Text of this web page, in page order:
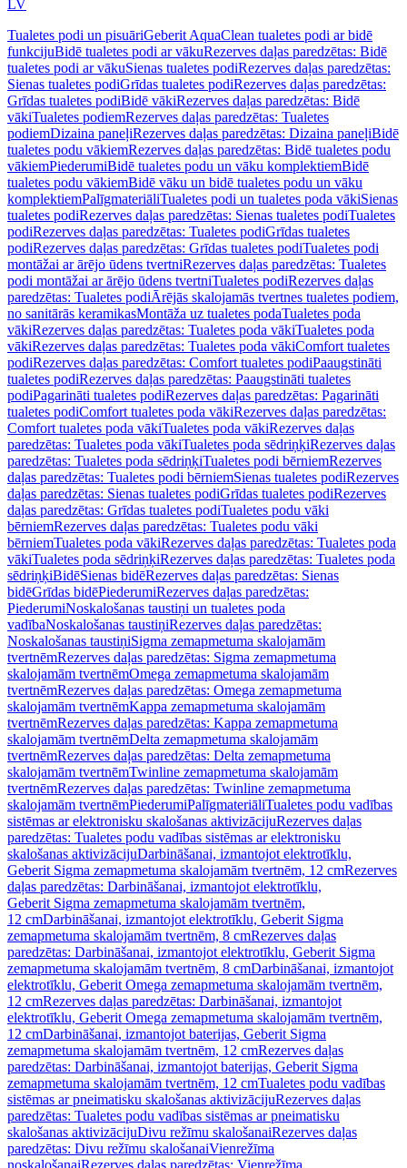
LV
Tualetes podi un pisuāriGeberit AquaClean tualetes podi ar bidē
funkcijuBidē tualetes podi ar vākuRezerves daļas paredzētas: Bidē
tualetes podi ar vākuSienas tualetes podiRezerves daļas paredzētas:
Sienas tualetes podiGrīdas tualetes podiRezerves daļas paredzētas:
Grīdas tualetes podiBidē vākiRezerves daļas paredzētas: Bidē
vākiTualetes podiemRezerves daļas paredzētas: Tualetes
podiemDizaina paneļiRezerves daļas paredzētas: Dizaina paneļiBidē
tualetes podu vākiemRezerves daļas paredzētas: Bidē tualetes podu
vākiemPiederumiBidē tualetes podu un vāku komplektiemBidē
tualetes podu vākiemBidē vāku un bidē tualetes podu un vāku
komplektiemPalīgmateriāliTualetes podi un tualetes poda vākiSienas
tualetes podiRezerves daļas paredzētas: Sienas tualetes podiTualetes
podiRezerves daļas paredzētas: Tualetes podiGrīdas tualetes
podiRezerves daļas paredzētas: Grīdas tualetes podiTualetes podi
montāžai ar ārējo ūdens tvertniRezerves daļas paredzētas: Tualetes
podi montāžai ar ārējo ūdens tvertniTualetes podiRezerves daļas
paredzētas: Tualetes podiĀrējās skalojamās tvertnes tualetes podiem,
no sanitārās keramikasMontāža uz tualetes podaTualetes poda
vākiRezerves daļas paredzētas: Tualetes poda vākiTualetes poda
vākiRezerves daļas paredzētas: Tualetes poda vākiComfort tualetes
podiRezerves daļas paredzētas: Comfort tualetes podiPaaugstināti
tualetes podiRezerves daļas paredzētas: Paaugstināti tualetes
podiPagarināti tualetes podiRezerves daļas paredzētas: Pagarināti
tualetes podiComfort tualetes poda vākiRezerves daļas paredzētas:
Comfort tualetes poda vākiTualetes poda vākiRezerves daļas
paredzētas: Tualetes poda vākiTualetes poda sēdriņķiRezerves daļas
paredzētas: Tualetes poda sēdriņķiTualetes podi bērniemRezerves
daļas paredzētas: Tualetes podi bērniemSienas tualetes podiRezerves
daļas paredzētas: Sienas tualetes podiGrīdas tualetes podiRezerves
daļas paredzētas: Grīdas tualetes podiTualetes podu vāki
bērniemRezerves daļas paredzētas: Tualetes podu vāki
bērniemTualetes poda vākiRezerves daļas paredzētas: Tualetes poda
vākiTualetes poda sēdriņķiRezerves daļas paredzētas: Tualetes poda
sēdriņķiBidēSienas bidēRezerves daļas paredzētas: Sienas
bidēGrīdas bidēPiederumiRezerves daļas paredzētas:
PiederumiNoskalošanas taustiņi un tualetes poda
vadībaNoskalošanas taustiņiRezerves daļas paredzētas:
Noskalošanas taustiņiSigma zemapmetuma skalojamām
tvertnēmRezerves daļas paredzētas: Sigma zemapmetuma
skalojamām tvertnēmOmega zemapmetuma skalojamām
tvertnēmRezerves daļas paredzētas: Omega zemapmetuma
skalojamām tvertnēmKappa zemapmetuma skalojamām
tvertnēmRezerves daļas paredzētas: Kappa zemapmetuma
skalojamām tvertnēmDelta zemapmetuma skalojamām
tvertnēmRezerves daļas paredzētas: Delta zemapmetuma
skalojamām tvertnēmTwinline zemapmetuma skalojamām
tvertnēmRezerves daļas paredzētas: Twinline zemapmetuma
skalojamām tvertnēmPiederumiPalīgmateriāliTualetes podu vadības
sistēmas ar elektronisku skalošanas aktivizācijuRezerves daļas
paredzētas: Tualetes podu vadības sistēmas ar elektronisku
skalošanas aktivizācijuDarbināšanai, izmantojot elektrotīklu,
Geberit Sigma zemapmetuma skalojamām tvertnēm, 12 cmRezerves
daļas paredzētas: Darbināšanai, izmantojot elektrotīklu,
Geberit Sigma zemapmetuma skalojamām tvertnēm,
12 cmDarbināšanai, izmantojot elektrotīklu, Geberit Sigma
zemapmetuma skalojamām tvertnēm, 8 cmRezerves daļas
paredzētas: Darbināšanai, izmantojot elektrotīklu, Geberit Sigma
zemapmetuma skalojamām tvertnēm, 8 cmDarbināšanai, izmantojot
elektrotīklu, Geberit Omega zemapmetuma skalojamām tvertnēm,
12 cmRezerves daļas paredzētas: Darbināšanai, izmantojot
elektrotīklu, Geberit Omega zemapmetuma skalojamām tvertnēm,
12 cmDarbināšanai, izmantojot baterijas, Geberit Sigma
zemapmetuma skalojamām tvertnēm, 12 cmRezerves daļas
paredzētas: Darbināšanai, izmantojot baterijas, Geberit Sigma
zemapmetuma skalojamām tvertnēm, 12 cmTualetes podu vadības
sistēmas ar pneimatisku skalošanas aktivizācijuRezerves daļas
paredzētas: Tualetes podu vadības sistēmas ar pneimatisku
skalošanas aktivizācijuDivu režīmu skalošanaiRezerves daļas
paredzētas: Divu režīmu skalošanaiVienrežīma
noskalošanaiRezerves daļas paredzētas: Vienrežīma